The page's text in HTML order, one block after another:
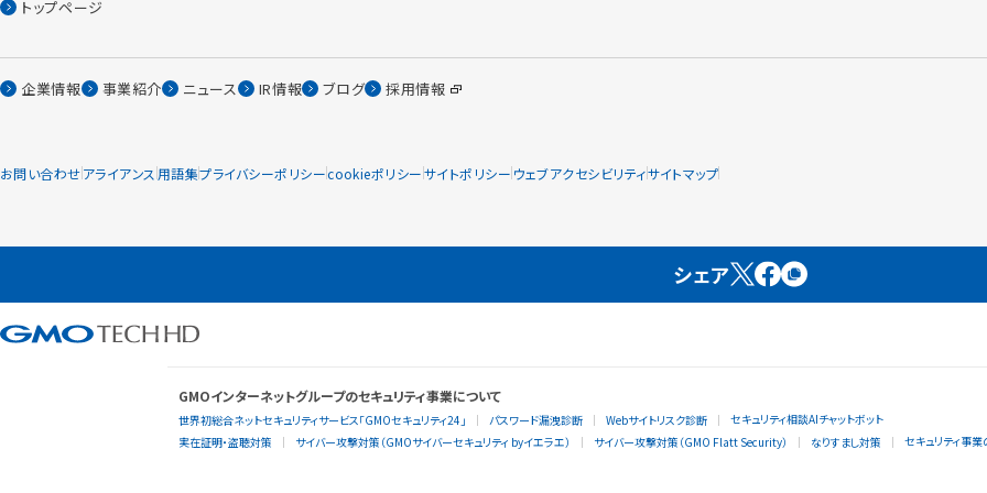
トップページ
企業情報 事業紹介 ニュース IR情報 ブログ 採用情報
お問い合わせアライアンス 用語集プライバシーポリシーcookieポリシーサイトポリシー ウェブアクセシビリティサイトマップ
シェア
GMOインターネットグループのセキュリティ事業について
世界初総合ネットセキュリティサービス「GMOセキュリティ24」 パスワード漏洩診断 Webサイトリスク診断
セキュリティ相談AIチャットボット
実在証明・盗聴対策
サイバー攻撃対策（GMOサイバーセキュリティ byイエラエ） サイバー攻撃対策（GMO Flatt Security） なりすまし対策 セキュリティ事